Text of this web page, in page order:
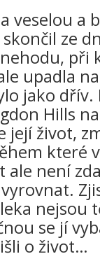
veselou a
ze
při
upadla
jako dřív.
Hills
její život,
které
ale není
nejsou
se jí
o život…